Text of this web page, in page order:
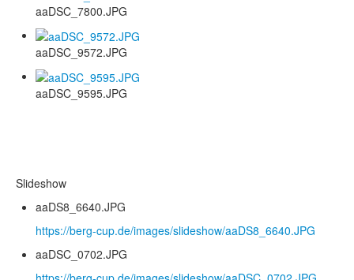
aaDSC_7800.JPG
aaDSC_9572.JPG
aaDSC_9595.JPG
Slideshow
aaDS8_6640.JPG
https://berg-cup.de/images/slideshow/aaDS8_6640.JPG
aaDSC_0702.JPG